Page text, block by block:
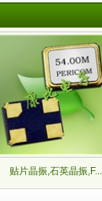
贴片晶振,石英晶振,F...